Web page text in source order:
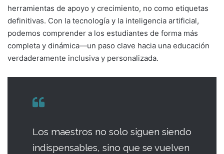
herramientas de apoyo y crecimiento, no como etiquetas
definitivas. Con la tecnología y la inteligencia artificial,
podemos comprender a los estudiantes de forma más
completa y dinámica—un paso clave hacia una educación
verdaderamente inclusiva y personalizada.
Los maestros no solo siguen siendo
indispensables, sino que se vuelven